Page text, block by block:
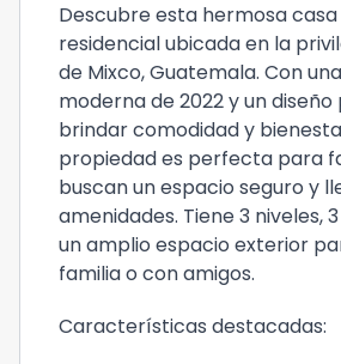
Descubre esta hermosa
residencial ubicada en la
de Mixco, Guatemala. Con
moderna de 2022 y un
brindar comodidad y
propiedad es perfecta para
buscan un espacio seguro y
amenidades. Tiene 3 niveles,
un amplio espacio exterior
familia o con amigos.
Características destacadas: